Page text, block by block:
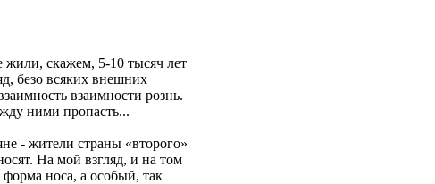
скажем, 5-10 тысяч лет
безо всяких внешних
взаимности рознь.
ними пропасть...
- жители страны «второго»
На мой взгляд, и на том
носа, а особый, так